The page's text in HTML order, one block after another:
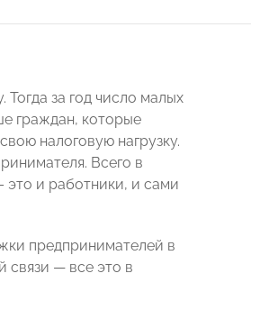
за год число малых
граждан, которые
налоговую нагрузку.
Всего в
это и работники, и сами
предпринимателей в
связи — все это в